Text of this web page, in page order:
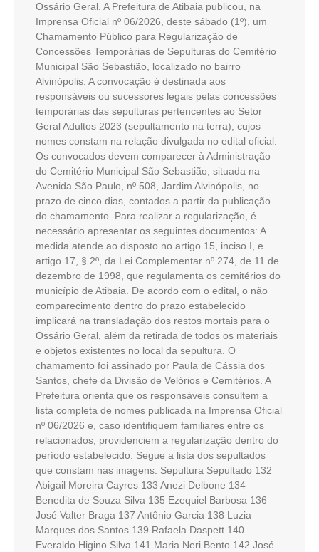
Ossário Geral. A Prefeitura de Atibaia publicou, na
Imprensa Oficial nº 06/2026, deste sábado (1º), um
Chamamento Público para Regularização de
Concessões Temporárias de Sepulturas do Cemitério
Municipal São Sebastião, localizado no bairro
Alvinópolis. A convocação é destinada aos
responsáveis ou sucessores legais pelas concessões
temporárias das sepulturas pertencentes ao Setor
Geral Adultos 2023 (sepultamento na terra), cujos
nomes constam na relação divulgada no edital oficial.
Os convocados devem comparecer à Administração
do Cemitério Municipal São Sebastião, situada na
Avenida São Paulo, nº 508, Jardim Alvinópolis, no
prazo de cinco dias, contados a partir da publicação
do chamamento. Para realizar a regularização, é
necessário apresentar os seguintes documentos: A
medida atende ao disposto no artigo 15, inciso I, e
artigo 17, § 2º, da Lei Complementar nº 274, de 11 de
dezembro de 1998, que regulamenta os cemitérios do
município de Atibaia. De acordo com o edital, o não
comparecimento dentro do prazo estabelecido
implicará na transladação dos restos mortais para o
Ossário Geral, além da retirada de todos os materiais
e objetos existentes no local da sepultura. O
chamamento foi assinado por Paula de Cássia dos
Santos, chefe da Divisão de Velórios e Cemitérios. A
Prefeitura orienta que os responsáveis consultem a
lista completa de nomes publicada na Imprensa Oficial
nº 06/2026 e, caso identifiquem familiares entre os
relacionados, providenciem a regularização dentro do
período estabelecido. Segue a lista dos sepultados
que constam nas imagens: Sepultura Sepultado 132
Abigail Moreira Cayres 133 Anezi Delbone 134
Benedita de Souza Silva 135 Ezequiel Barbosa 136
José Valter Braga 137 Antônio Garcia 138 Luzia
Marques dos Santos 139 Rafaela Daspett 140
Everaldo Higino Silva 141 Maria Neri Bento 142 José